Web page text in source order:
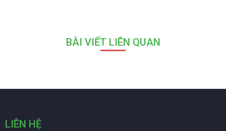
BÀI VIẾT LIÊN QUAN
LIÊN HỆ